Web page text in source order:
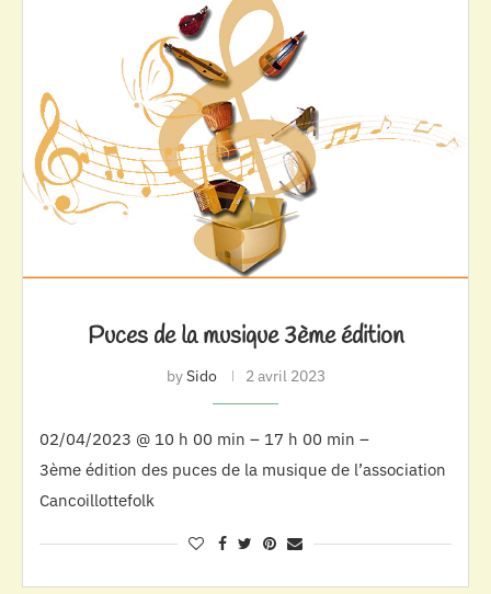
Puces de la musique 3ème édition
bySido 2 avril 2023
02/04/2023 @ 10 h 00 min – 17 h 00 min –
3ème édition des puces de la musique de l’association
Cancoillottefolk